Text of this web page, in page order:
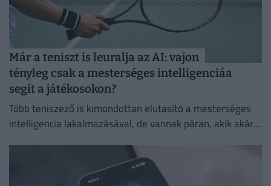
Már a teniszt is leuralja az AI: vajon
tényleg csak a mesterséges intelligenciáa
segít a játékosokon?
Több teniszező is kimondottan elutasító a mesterséges
intelligencia lakalmazásával, de vannak páran, akik akár a